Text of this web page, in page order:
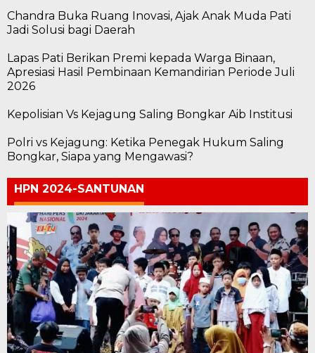
Chandra Buka Ruang Inovasi, Ajak Anak Muda Pati
Jadi Solusi bagi Daerah
Lapas Pati Berikan Premi kepada Warga Binaan,
Apresiasi Hasil Pembinaan Kemandirian Periode Juli
2026
Kepolisian Vs Kejagung Saling Bongkar Aib Institusi
Polri vs Kejagung: Ketika Penegak Hukum Saling
Bongkar, Siapa yang Mengawasi?
HPN 2024-SANTUNAN